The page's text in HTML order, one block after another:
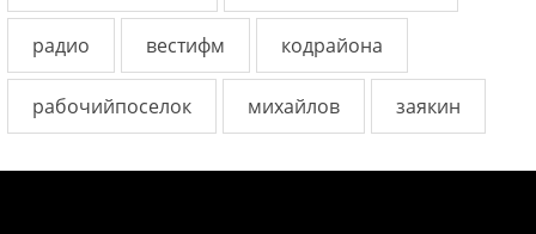
радио вестифм кодрайона
рабочийпоселок михайлов заякин